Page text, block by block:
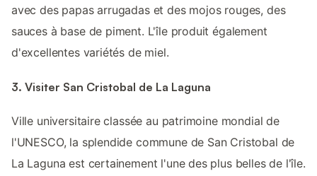
avec des papas arrugadas et des mojos rouges, des
sauces à base de piment. L'île produit également
d'excellentes variétés de miel.
3. Visiter San Cristobal de La Laguna
Ville universitaire classée au patrimoine mondial de
l'UNESCO, la splendide commune de San Cristobal de
La Laguna est certainement l'une des plus belles de l'île.